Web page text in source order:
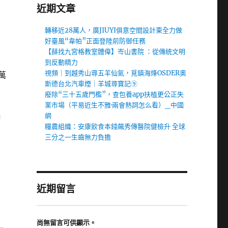
近期文章
轉移近28萬人，廣JIUYI俱意空間設計東全力做
好臺風“韋帕”正面登陸前防御任務
【薛找九宮格教室體偉】岑山書院 ：從傳統文明
到反動精力
視頻｜到越秀山尋五羊仙氣，覓鎮海烽OSDER奧
斯德台北汽車煙｜羊城尋寶記⑨
廢除“三十五歲門檻”，查包養app扶植更公正失
業市場（平易近生不雅·兩會熱詞怎么看）_中國
網
糧農組織：安康飲食本錢飆秀傳醫院健檢升 全球
三分之一生齒無力負擔
近期留言
尚無留言可供顯示。